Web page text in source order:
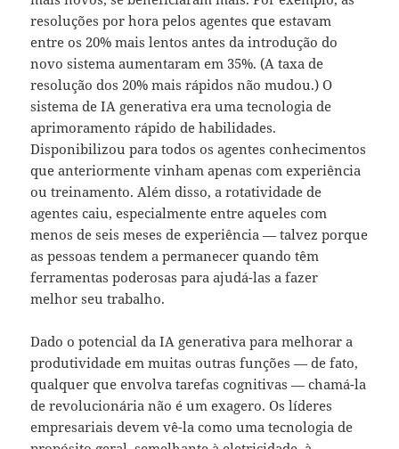
resoluções por hora pelos agentes que estavam
entre os 20% mais lentos antes da introdução do
novo sistema aumentaram em 35%. (A taxa de
resolução dos 20% mais rápidos não mudou.) O
sistema de IA generativa era uma tecnologia de
aprimoramento rápido de habilidades.
Disponibilizou para todos os agentes conhecimentos
que anteriormente vinham apenas com experiência
ou treinamento. Além disso, a rotatividade de
agentes caiu, especialmente entre aqueles com
menos de seis meses de experiência — talvez porque
as pessoas tendem a permanecer quando têm
ferramentas poderosas para ajudá-las a fazer
melhor seu trabalho.
Dado o potencial da IA generativa para melhorar a
produtividade em muitas outras funções — de fato,
qualquer que envolva tarefas cognitivas — chamá-la
de revolucionária não é um exagero. Os líderes
empresariais devem vê-la como uma tecnologia de